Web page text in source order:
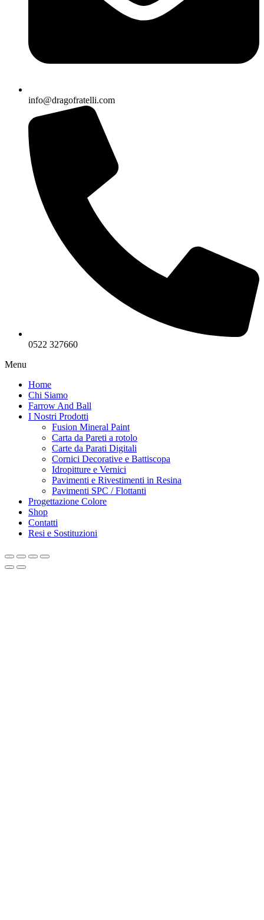
info@dragofratelli.com
0522 327660
Menu
Home
Chi Siamo
Farrow And Ball
I Nostri Prodotti
Fusion Mineral Paint
Carta da Pareti a rotolo
Carte da Parati Digitali
Cornici Decorative e Battiscopa
Idropitture e Vernici
Pavimenti e Rivestimenti in Resina
Pavimenti SPC / Flottanti
Progettazione Colore
Shop
Contatti
Resi e Sostituzioni